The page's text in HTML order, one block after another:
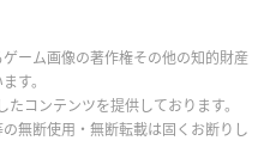
ーム画像の著作権その他の知的財産
す。
コンテンツを提供しております。
無断使用・無断転載は固くお断りし